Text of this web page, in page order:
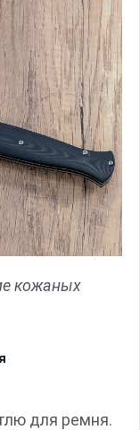
кожаных
для ремня.